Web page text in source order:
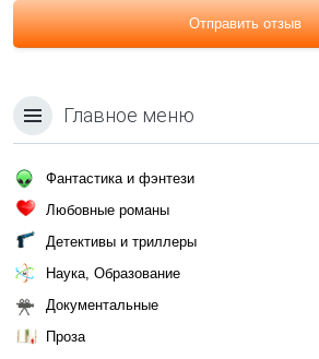
Отправить отзыв
Главное меню
Фантастика и фэнтези
Любовные романы
Детективы и триллеры
Наука, Образование
Документальные
Проза